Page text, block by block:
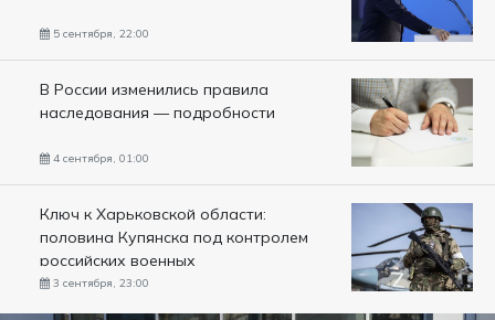
5 сентября, 22:00
В России изменились правила
наследования — подробности
4 сентября, 01:00
Ключ к Харьковской области:
половина Купянска под контролем
российских военных
3 сентября, 23:00